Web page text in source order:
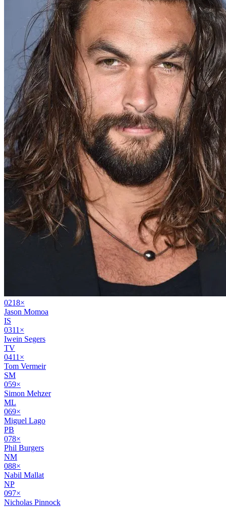
0218×
Jason Momoa
IS
0311 ×
Iwein Segers
TV
0411 ×
Tom Vermeir
SM
059×
Simon Mehzer
ML
069×
Miguel Lago
PB
078×
Phil Burgers
NM
088×
Nabil Mallat
NP
097×
Nicholas Pinnock